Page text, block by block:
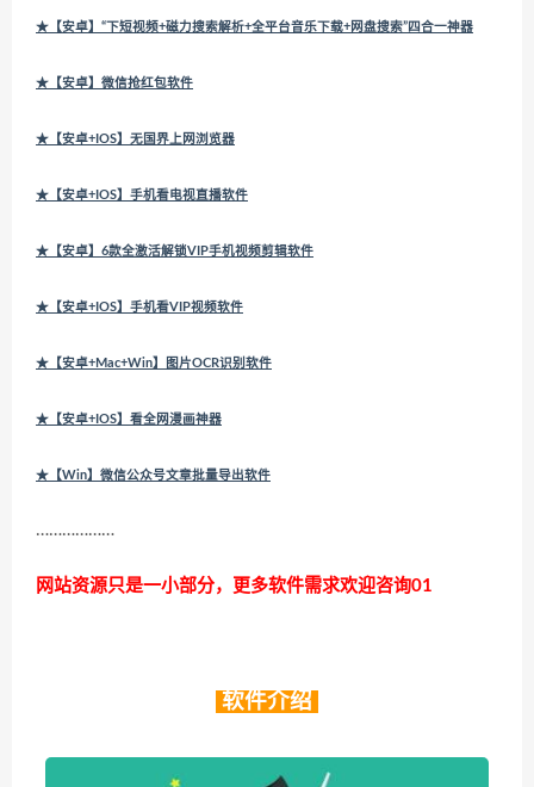
★【安卓】“下短视频+磁力搜索解析+全平台音乐下载+网盘搜索”四合一神器
★【安卓】微信抢红包软件
★【安卓+IOS】无国界上网浏览器
★【安卓+IOS】手机看电视直播软件
★【安卓】6款全激活解锁VIP手机视频剪辑软件
★【安卓+IOS】手机看VIP视频软件
★【安卓+Mac+Win】图片OCR识别软件
★【安卓+IOS】看全网漫画神器
★【Win】微信公众号文章批量导出软件
………………
网站资源只是一小部分，更多软件需求欢迎咨询01
软件介绍